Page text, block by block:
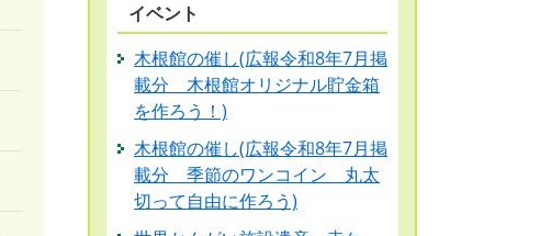
イベント
木根館の催し(広報令和8年7月掲
載分 木根館オリジナル貯金箱
を作ろう！)
木根館の催し(広報令和8年7月掲
載分 季節のワンコイン 丸太
切って自由に作ろう)